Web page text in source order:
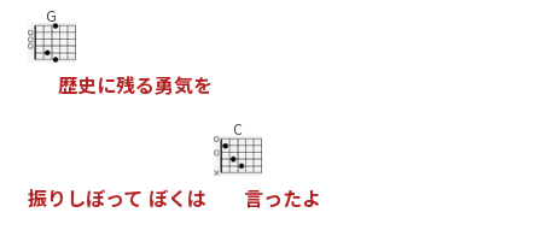
G
歴史に残る勇気を
振り しぼって ぼく は
C
言ったよ